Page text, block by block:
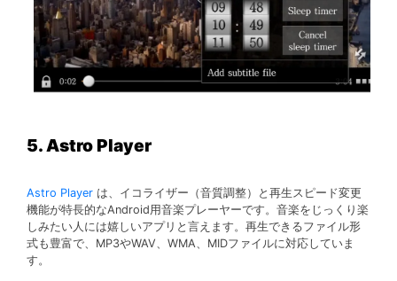
5. Astro Player
Astro Player は、イコライザー（音質調整）と再生スピード変更
機能が特長的なAndroid用音楽プレーヤーです。音楽をじっくり楽
しみたい人には嬉しいアプリと言えます。再生できるファイル形
式も豊富で、MP3やWAV、WMA、MIDファイルに対応していま
す。